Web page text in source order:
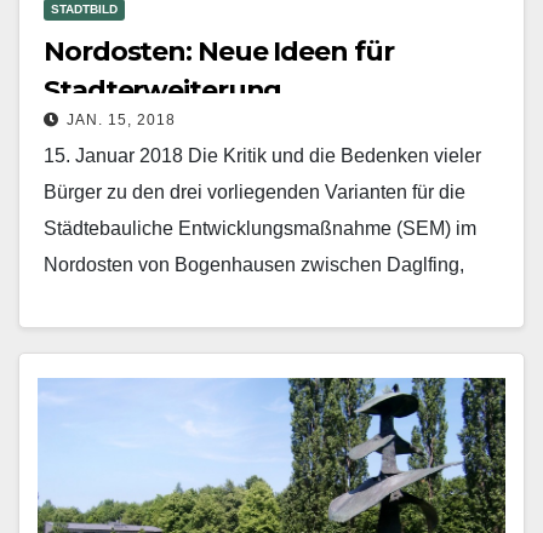
STADTBILD
Nordosten: Neue Ideen für
Stadterweiterung
JAN. 15, 2018
15. Januar 2018 Die Kritik und die Bedenken vieler
Bürger zu den drei vorliegenden Varianten für die
Städtebauliche Entwicklungsmaßnahme (SEM) im
Nordosten von Bogenhausen zwischen Daglfing,
Mehr erfahren